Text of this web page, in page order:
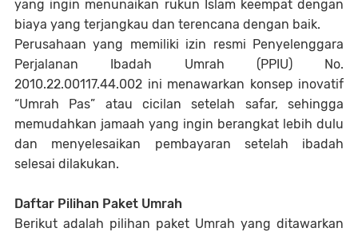
yang ingin menunaikan rukun Islam keempat dengan
biaya yang terjangkau dan terencana dengan baik.
Perusahaan yang memiliki izin resmi Penyelenggara
Perjalanan Ibadah Umrah (PPIU) No.
2010.22.00117.44.002 ini menawarkan konsep inovatif
“Umrah Pas” atau cicilan setelah safar, sehingga
memudahkan jamaah yang ingin berangkat lebih dulu
dan menyelesaikan pembayaran setelah ibadah
selesai dilakukan.
Daftar Pilihan Paket Umrah
Berikut adalah pilihan paket Umrah yang ditawarkan